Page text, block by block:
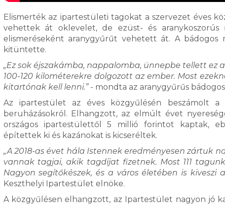
Elismerték az ipartestületi tagokat a szervezet éves
vehettek át oklevelet, de ezüst- és aranykoszorús
elismeréseként aranygyűrűt vehetett át. A
kitüntette.
„Ez sok éjszakámba, nappalomba, ünnepbe tellett ez
100-120 kilométerekre dolgozott az ember. Most
kitartónak kell lenni.”- mondta az aranygyűrűs
Az ipartestület az éves közgyűlésén beszámolt
beruházásokról. Elhangzott, az elmúlt évet
országos ipartestülettől 5 millió forintot kaptak,
építettek ki és kazánokat is kicseréltek.
„A 2018-as évet hála Istennek eredményesen zártuk
vannak tagjai, akik tagdíjat fizetnek. Most 111
Nagyon segítőkészek, és a város életében is kiveszi
Keszthelyi Ipartestület elnöke.
A közgyűlésen elhangzott, az Ipartestület nagyon jó